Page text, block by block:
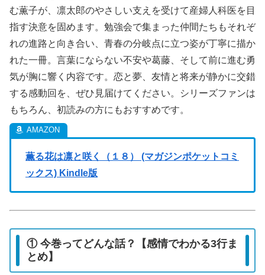
む薫子が、凛太郎のやさしい支えを受けて産婦人科医を目
指す決意を固めます。勉強会で集まった仲間たちもそれぞ
れの進路と向き合い、青春の分岐点に立つ姿が丁寧に描か
れた一冊。言葉にならない不安や葛藤、そして前に進む勇
気が胸に響く内容です。恋と夢、友情と将来が静かに交錯
する感動回を、ぜひ見届けてください。シリーズファンは
もちろん、初読みの方にもおすすめです。
薫る花は凛と咲く（１８） (マガジンポケットコミ
ックス) Kindle版
① 今巻ってどんな話？【感情でわかる3行ま
とめ】